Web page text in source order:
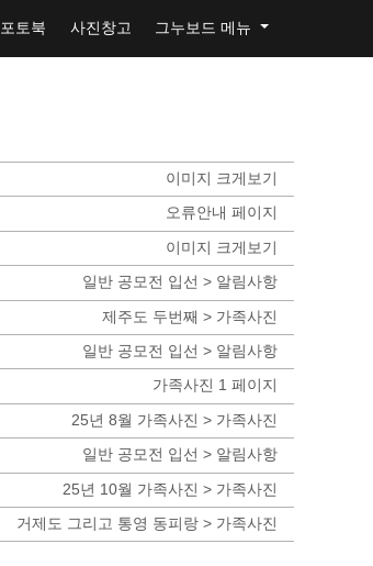
포토북 사진창고 그누보드 메뉴
이미지 크게보기
오류안내 페이지
이미지 크게보기
일반 공모전 입선 > 알림사항
제주도 두번째 > 가족사진
일반 공모전 입선 > 알림사항
가족사진 1 페이지
25년 8월 가족사진 > 가족사진
일반 공모전 입선 > 알림사항
25년 10월 가족사진 > 가족사진
거제도 그리고 통영 동피랑 > 가족사진